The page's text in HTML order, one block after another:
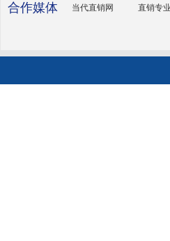
合作媒体 当代直销网 直销专